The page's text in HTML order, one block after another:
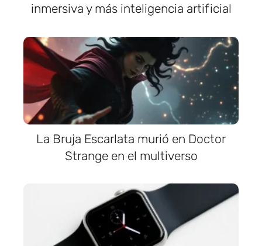
inmersiva y más inteligencia artificial
La Bruja Escarlata murió en Doctor
Strange en el multiverso